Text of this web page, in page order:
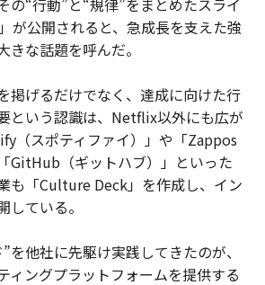
の“行動”と“規律”をまとめたスライ
が公開されると、急成長を支えた強
きな話題を呼んだ。
掲げるだけでなく、達成に向けた行
という認識は、Netflix以外にも広が
（スポティファイ）」や「Zappos
GitHub（ギットハブ）」といった
も「Culture Deck」を作成し、イン
している。
を他社に先駆け実践してきたのが、
ィングプラットフォームを提供する